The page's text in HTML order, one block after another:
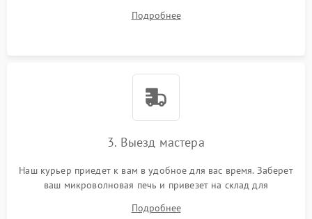
Подробнее
3. Выезд мастера
Наш курьер приедет к вам в удобное для вас время. Заберет
ваш микроволновая печь и привезет на склад для
Подробнее